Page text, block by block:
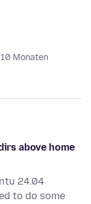
Monaten
above home
24.04
to do some